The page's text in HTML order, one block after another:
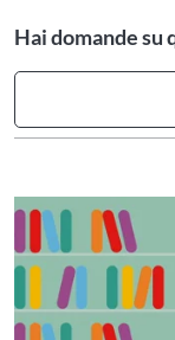
Hai domande su